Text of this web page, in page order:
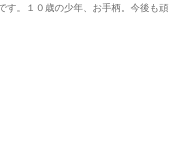
す。１０歳の少年、お手柄。今後も頑